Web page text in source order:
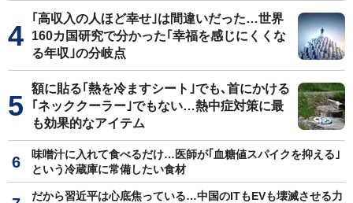
｢高収入の人ほど幸せ｣は間違いだった…世界
160カ国研究で分かった｢幸福を感じにくくな
る年収｣の分岐点
額に貼る｢熱を冷ますシート｣でも､首にかける
｢ネッククーラー｣でもない…熱中症対策に最
も効果的なアイテム
味噌汁に入れて食べるだけ…医師が｢血糖値スパイクを抑える｣
という冷蔵庫に常備したい食材
だから習近平は心底焦っている…中国のITもEVも壊滅させる力